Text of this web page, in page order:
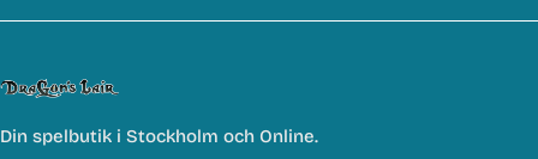
Din spelbutik i Stockholm och Online.